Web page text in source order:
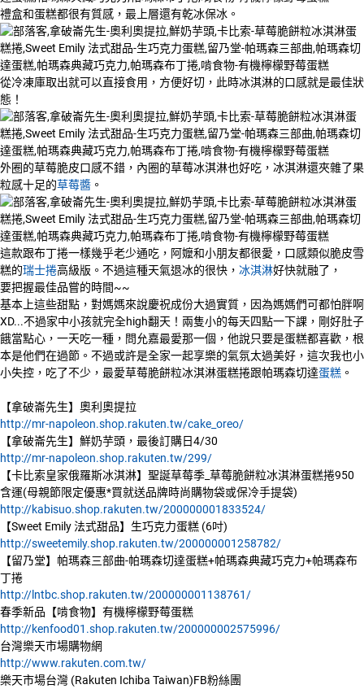
禮盒和蛋糕都很有質感，最上層還有乾冰保冰。
從冷凍庫取出就可以直接食用，方便好切，此時冰淇淋的口感就是最佳狀
態！
外圈的草莓脆皮口感不錯，內圈的草莓冰淇淋也好吃，冰淇淋還夾雜了果
粒感十足的草莓醬 。
這款跟布丁捲一樣幾乎老少通吃，阿嬤和小朋友都很愛，口感類似脆皮雪
糕的瑞士捲高級版。不過這種天氣退冰的很快， 冰淇淋好快就融了，
要把握最佳品嘗的時間~~
基本上這些甜點，對媽媽來說慶祝成份大過實質，因為媽媽們可都怕胖啊
XD...不過家中小孩就完全high翻天！兩隻小的每天四點一下課，剛好肚子
餓當點心，一天吃一種，問允嘉最愛那一個，他說只要是蛋糕都喜歡，根
本是他們在過節。不過或許是全家一起享樂的氣氛太過美好，這次我也小
小失控，吃了不少，最愛草莓脆餅粒冰淇淋蛋糕捲跟帕瑪森切達蛋糕 。
【拿破崙先生】奧利奧提拉
http://mr-napoleon.shop.rakuten.tw/cake_oreo/
【拿破崙先生】鮮奶芋頭，最後訂購日4/30
http://mr-napoleon.shop.rakuten.tw/299/
【卡比索皇家俄羅斯冰淇淋】聖誕草莓季_草莓脆餅粒冰淇淋蛋糕捲950
含運(母親節限定優惠*買就送品牌時尚購物袋或保冷手提袋)
http://kabisuo.shop.rakuten.tw/200000001833524/
【Sweet Emily 法式甜品】生巧克力蛋糕 (6吋)
http://sweetemily.shop.rakuten.tw/200000001258782/
【留乃堂】帕瑪森三部曲-帕瑪森切達蛋糕+帕瑪森典藏巧克力+帕瑪森布
丁捲
http://lntbc.shop.rakuten.tw/200000001138761/
春季新品【啃食物】有機檸檬野莓蛋糕
http://kenfood01.shop.rakuten.tw/200000002575996/
台灣樂天市場購物網
http://www.rakuten.com.tw/
樂天市場台灣 (Rakuten Ichiba Taiwan)FB粉絲團